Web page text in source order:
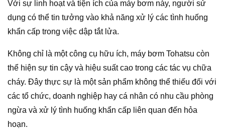
Với sự linh hoạt và tiện ích của máy bơm này, người sử
dụng có thể tin tưởng vào khả năng xử lý các tình huống
khẩn cấp trong việc dập tắt lửa.
Không chỉ là một công cụ hữu ích, máy bơm Tohatsu còn
thể hiện sự tin cậy và hiệu suất cao trong các tác vụ chữa
cháy. Đây thực sự là một sản phẩm không thể thiếu đối với
các tổ chức, doanh nghiệp hay cá nhân có nhu cầu phòng
ngừa và xử lý tình huống khẩn cấp liên quan đến hỏa
hoạn.